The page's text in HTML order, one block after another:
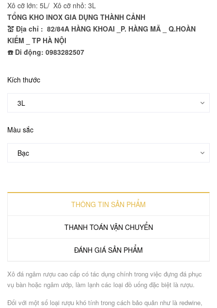
Xô cỡ lớn: 5L/ Xô cỡ nhỏ: 3L
TỔNG KHO INOX GIA DỤNG THÀNH CẢNH
💒 Địa chỉ : 82/84A HÀNG KHOAI _P. HÀNG MÃ _ Q.HOÀN
KIẾM _ TP HÀ NỘI
☎️ Di động: 0983282507
Kích thước
Màu sắc
THÔNG TIN SẢN PHẨM
THANH TOÁN VẬN CHUYỂN
ĐÁNH GIÁ SẢN PHẨM
Xô đá ngâm rượu cao cấp có tác dụng chính trong việc đựng đá phục
vụ bàn hoặc ngâm ướp, làm lạnh các loại đồ uống đặc biệt là rượu.
Đối với một số loại rượu khó tính trong cách bảo quản như là redwine,